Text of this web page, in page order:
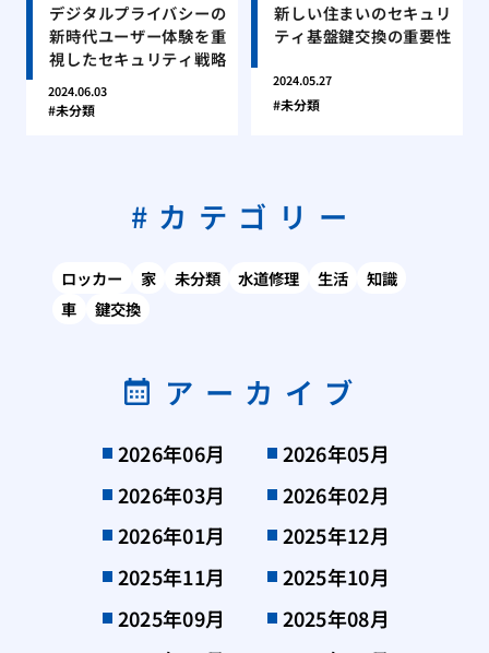
デジタルプライバシーの
新時代ユーザー体験を重
視したセキュリティ戦略
2024.06.03
未分類
新しい住まいのセキュリ
ティ基盤鍵交換の重要性
2024.05.27
未分類
カテゴリー
ロッカー 家 未分類 水道修理 生活
知識
車
鍵交換
アーカイブ
2026年06月
2026年05月
2026年03月
2026年02月
2026年01月
2025年12月
2025年11月
2025年10月
2025年09月
2025年08月